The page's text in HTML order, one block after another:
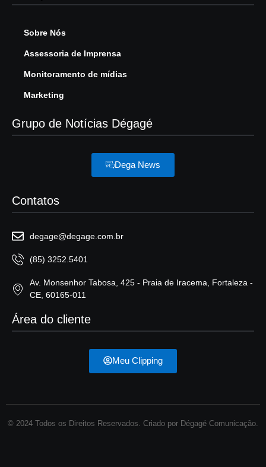
Sobre Nós
Assessoria de Imprensa
Monitoramento de mídias
Marketing
Grupo de Notícias Dégagé
Dega News
Contatos
degage@degage.com.br
(85) 3252.5401
Av. Monsenhor Tabosa, 425 - Praia de Iracema, Fortaleza -
CE, 60165-011
Área do cliente
Meu Clipping
© 2024 Todos os Direitos Reservados. Criado por Dégagé Comunicação.